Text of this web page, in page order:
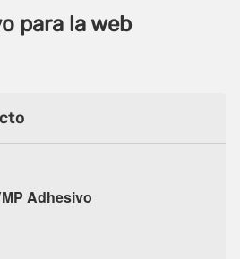
para la web
Adhesivo